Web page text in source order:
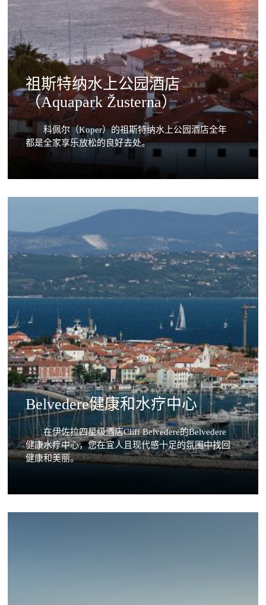
祖斯特纳水上公园酒店
（Aquapark Žusterna）
科佩尔（Koper）的祖斯特纳水上公园酒店全年
都是全家享乐放松的良好去处。
Belvedere健康和水疗中心
在伊佐拉四星级酒店Cliff Belvedere的Belvedere
健康水疗中心，您在宜人且现代感十足的氛围中找回
健康和美丽。